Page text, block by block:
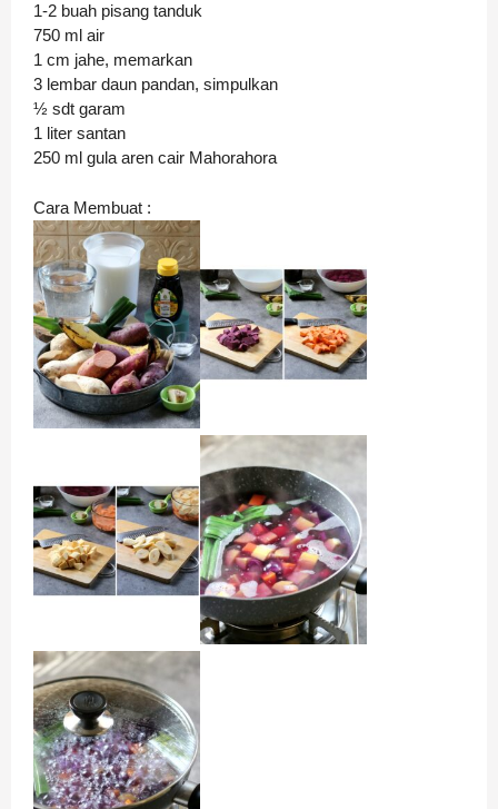
1-2 buah pisang tanduk
750 ml air
1 cm jahe, memarkan
3 lembar daun pandan, simpulkan
½ sdt garam
1 liter santan
250 ml gula aren cair Mahorahora
Cara Membuat :